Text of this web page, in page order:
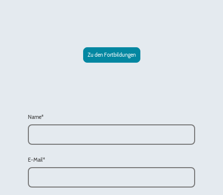
Zu den Fortbildungen
Name*
E-Mail*